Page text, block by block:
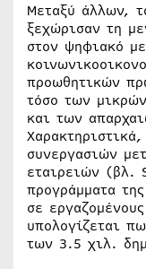
Μεταξύ άλλων,
ξεχώρισαν τη
στον ψηφιακό
προωθητικών
τόσο των
και των
συνεργασιών
εταιρειών (βλ.
προγράμματα
σε
υπολογίζεται
των 3.5 χιλ.